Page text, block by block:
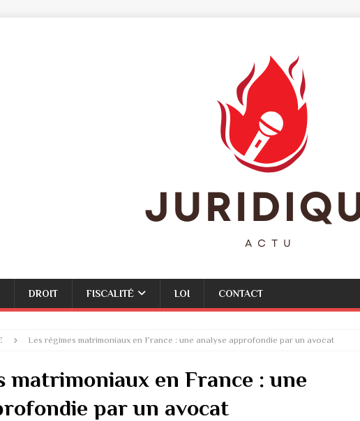
DROIT FISCALITÉ LOI CONTACT
Les régimes matrimoniaux en France : une analyse approfondie par un avocat
matrimoniaux en France : une
par un avocat